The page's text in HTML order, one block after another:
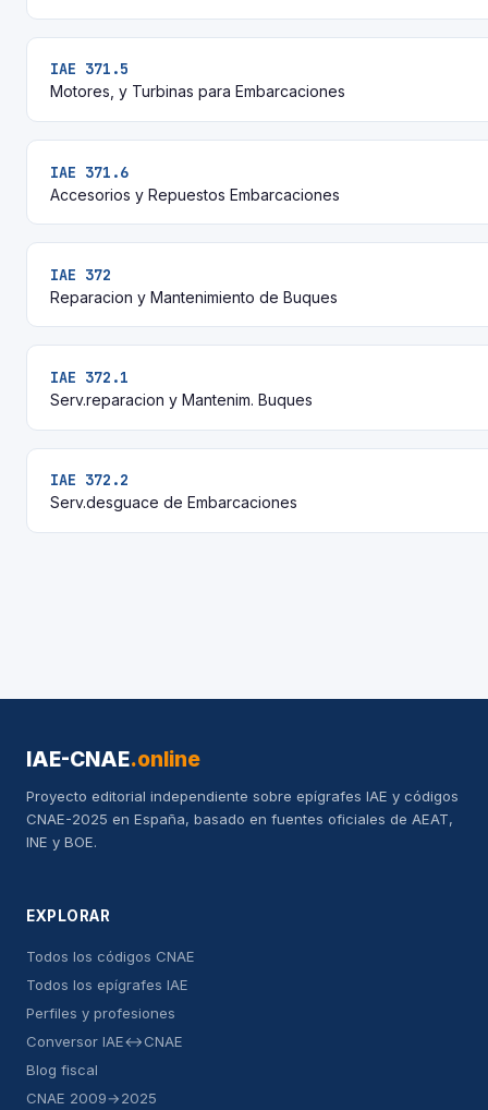
IAE 371.5
Motores, y Turbinas para Embarcaciones
IAE 371.6
Accesorios y Repuestos Embarcaciones
IAE 372
Reparacion y Mantenimiento de Buques
IAE 372.1
Serv.reparacion y Mantenim. Buques
IAE 372.2
Serv.desguace de Embarcaciones
IAE-CNAE.online
Proyecto editorial independiente sobre epígrafes IAE y códigos
CNAE-2025 en España, basado en fuentes oficiales de AEAT,
INE y BOE.
EXPLORAR
Todos los códigos CNAE
Todos los epígrafes IAE
Perfiles y profesiones
Conversor IAE↔CNAE
Blog fiscal
CNAE 2009→2025